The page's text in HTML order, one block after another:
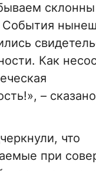
События
Как
–
что
при